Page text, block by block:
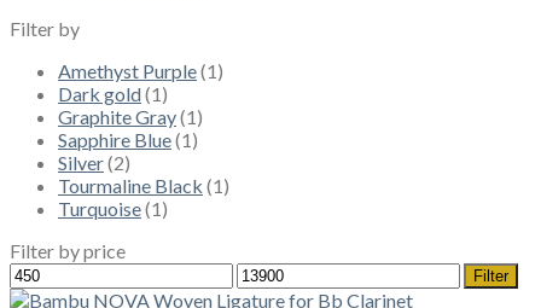
Filter by
Amethyst Purple(1)
Dark gold(1)
Graphite Gray(1)
Sapphire Blue(1)
Silver(2)
Tourmaline Black (1)
Turquoise(1)
Filter by price
Min
price
Max
price
Filter